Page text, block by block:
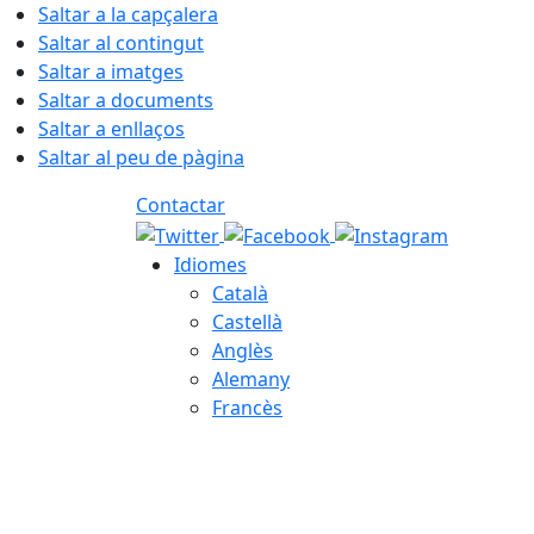
Saltar a la capçalera
Saltar al contingut
Saltar a imatges
Saltar a documents
Saltar a enllaços
Saltar al peu de pàgina
Contactar
Idiomes
Català
Castellà
Anglès
Alemany
Francès